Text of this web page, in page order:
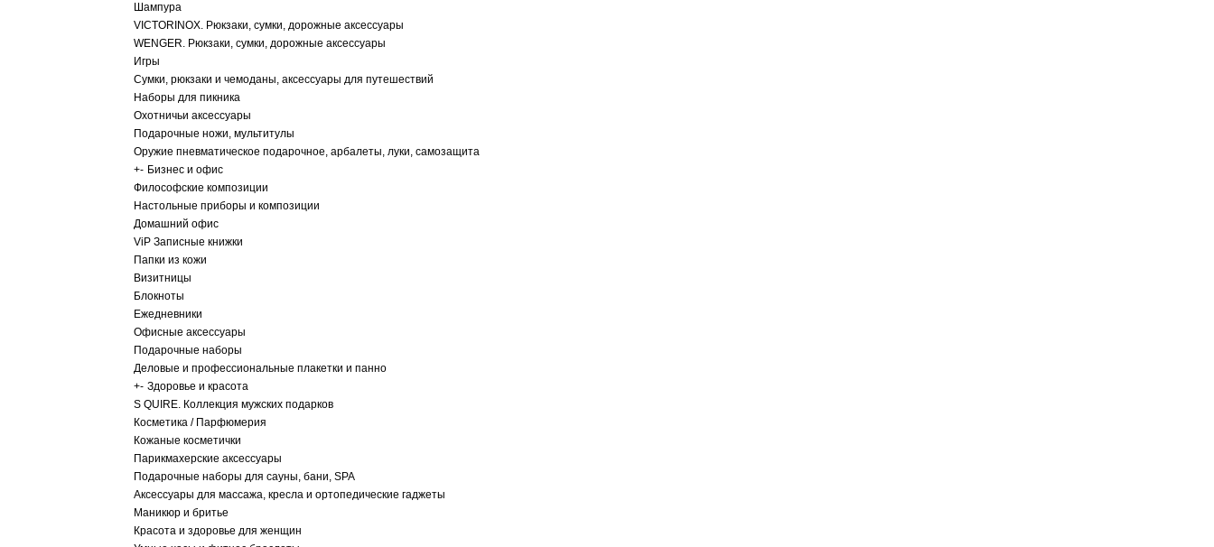
Шампура
VICTORINOX. Рюкзаки, сумки, дорожные аксессуары
WENGER. Рюкзаки, сумки, дорожные аксессуары
Игры
Сумки, рюкзаки и чемоданы, аксессуары для путешествий
Наборы для пикника
Охотничьи аксессуары
Подарочные ножи, мультитулы
Оружие пневматическое подарочное, арбалеты, луки, самозащита
+- Бизнес и офис
Философские композиции
Настольные приборы и композиции
Домашний офис
ViP Записные книжки
Папки из кожи
Визитницы
Блокноты
Ежедневники
Офисные аксессуары
Подарочные наборы
Деловые и профессиональные плакетки и панно
+- Здоровье и красота
S QUIRE. Коллекция мужских подарков
Косметика / Парфюмерия
Кожаные косметички
Парикмахерские аксессуары
Подарочные наборы для сауны, бани, SPA
Аксессуары для массажа, кресла и ортопедические гаджеты
Маникюр и бритье
Красота и здоровье для женщин